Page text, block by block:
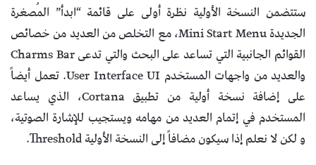
ستتضمن النسخة الأولية نظرة أولى على قائمة “ابدأ” المُصغرة
الجديدة Mini Start Menu، مع التخلص من العديد من خصائص
القوائم الجانبية التي تساعد على البحث والتي تدعى Charms Bar
والعديد من واجهات المستخدم User Interface UI. تعمل أيضاً
على إضافة نسخة أولية من تطبيق Cortana، الذي يساعد
المستخدم في إتمام العديد من مهامه ويستجيب للإشارة الصوتية،
و لكن لا نعلم إذا سيكون مضافاً إلى النسخة الأولية Threshold.